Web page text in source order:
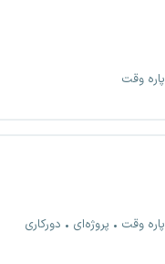
پاره وقت
پاره وقت پروژه‌ای دورکاری